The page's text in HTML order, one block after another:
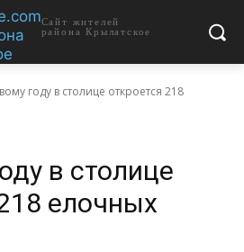
Сайт жителей
района Крылатское
году в столице откроется 218
в столице
елочных